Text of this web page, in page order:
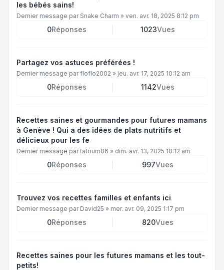
les bébés sains!
Dernier message par Snake Charm » ven. avr. 18, 2025 8:12 pm
0Réponses 1023Vues
Partagez vos astuces préférées !
Dernier message parfloflo2002 » jeu. avr. 17, 2025 10:12 am
0Réponses 1142Vues
Recettes saines et gourmandes pour futures mamans
à Genève ! Qui a des idées de plats nutritifs et
délicieux pour les fe
Dernier message partatoum06 » dim. avr. 13, 2025 10:12 am
0Réponses 997Vues
Trouvez vos recettes familles et enfants ici
Dernier message par David25 » mer. avr. 09, 2025 1:17 pm
0Réponses 820Vues
Recettes saines pour les futures mamans et les tout-
petits!